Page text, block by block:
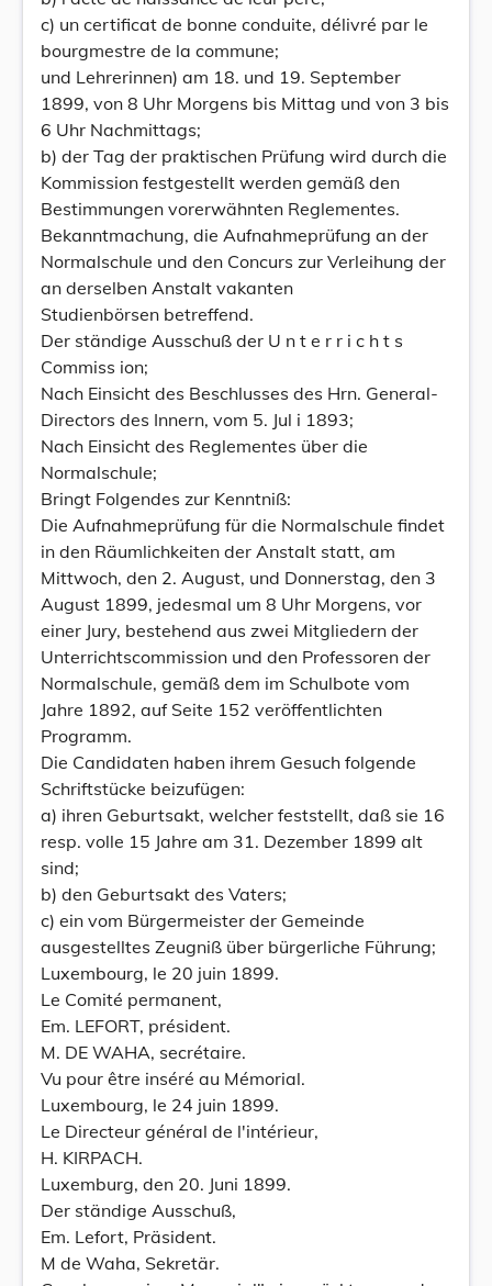
c) un certificat de bonne conduite, délivré par le
bourgmestre de la commune;
und Lehrerinnen) am 18. und 19. September
1899, von 8 Uhr Morgens bis Mittag und von 3 bis
6 Uhr Nachmittags;
b) der Tag der praktischen Prüfung wird durch die
Kommission festgestellt werden gemäß den
Bestimmungen vorerwähnten Reglementes.
Bekanntmachung, die Aufnahmeprüfung an der
Normalschule und den Concurs zur Verleihung der
an derselben Anstalt vakanten
Studienbörsen betreffend.
Der ständige Ausschuß der U n t e r r i c h t s
Commiss ion;
Nach Einsicht des Beschlusses des Hrn. General-
Directors des Innern, vom 5. Jul i 1893;
Nach Einsicht des Reglementes über die
Normalschule;
Bringt Folgendes zur Kenntniß:
Die Aufnahmeprüfung für die Normalschule findet
in den Räumlichkeiten der Anstalt statt, am
Mittwoch, den 2. August, und Donnerstag, den 3
August 1899, jedesmal um 8 Uhr Morgens, vor
einer Jury, bestehend aus zwei Mitgliedern der
Unterrichtscommission und den Professoren der
Normalschule, gemäß dem im Schulbote vom
Jahre 1892, auf Seite 152 veröffentlichten
Programm.
Die Candidaten haben ihrem Gesuch folgende
Schriftstücke beizufügen:
a) ihren Geburtsakt, welcher feststellt, daß sie 16
resp. volle 15 Jahre am 31. Dezember 1899 alt
sind;
b) den Geburtsakt des Vaters;
c) ein vom Bürgermeister der Gemeinde
ausgestelltes Zeugniß über bürgerliche Führung;
Luxembourg, le 20 juin 1899.
Le Comité permanent,
Em. LEFORT, président.
M. DE WAHA, secrétaire.
Vu pour être inséré au Mémorial.
Luxembourg, le 24 juin 1899.
Le Directeur général de l'intérieur,
H. KIRPACH.
Luxemburg, den 20. Juni 1899.
Der ständige Ausschuß,
Em. Lefort, Präsident.
M de Waha, Sekretär.